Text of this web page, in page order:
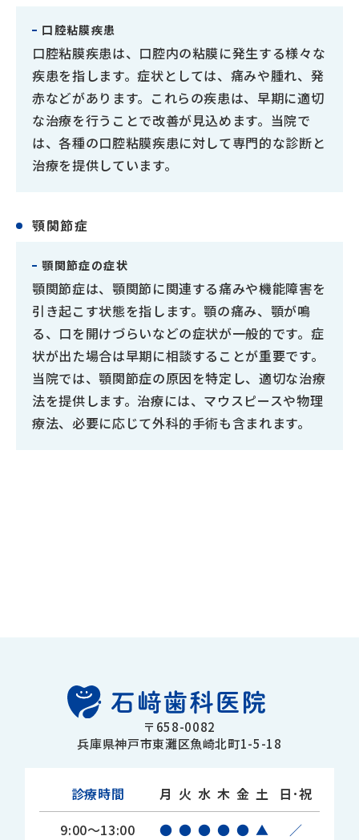
口腔粘膜疾患
口腔粘膜疾患は、口腔内の粘膜に発生する様々な
疾患を指します。症状としては、痛みや腫れ、発
赤などがあります。これらの疾患は、早期に適切
な治療を行うことで改善が見込めます。当院で
は、各種の口腔粘膜疾患に対して専門的な診断と
治療を提供しています。
顎関節症
顎関節症の症状
顎関節症は、顎関節に関連する痛みや機能障害を
引き起こす状態を指します。顎の痛み、顎が鳴
る、口を開けづらいなどの症状が一般的です。症
状が出た場合は早期に相談することが重要です。
当院では、顎関節症の原因を特定し、適切な治療
法を提供します。治療には、マウスピースや物理
療法、必要に応じて外科的手術も含まれます。
〒658-0082
兵庫県神戸市東灘区魚崎北町1-5-18
診療時間 月 火 水 木 金 土
日･祝
9:00～13:00
● ● ● ● ● ▲
／